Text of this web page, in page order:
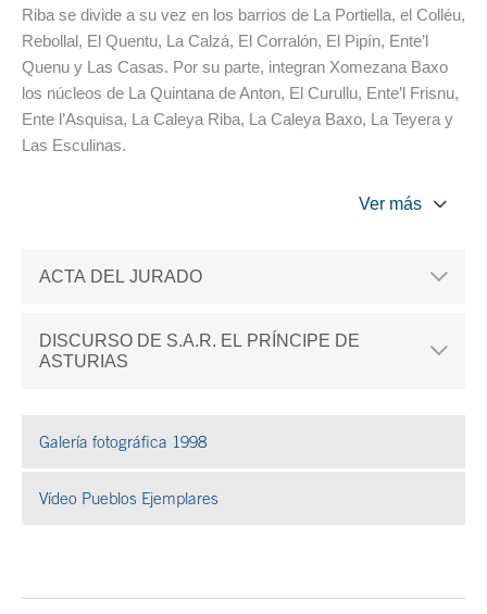
Riba se divide a su vez en los barrios de La Portiella, el Colléu,
Rebollal, El Quentu, La Calzá, El Corralón, El Pipín, Ente’l
Quenu y Las Casas. Por su parte, integran Xomezana Baxo
los núcleos de La Quintana de Anton, El Curullu, Ente’l Frisnu,
Ente l’Asquisa, La Caleya Riba, La Caleya Baxo, La Teyera y
Las Esculinas.
Ver más
ACTA DEL JURADO
DISCURSO DE S.A.R. EL PRÍNCIPE DE
ASTURIAS
Galería fotográfica 1998
Vídeo Pueblos Ejemplares